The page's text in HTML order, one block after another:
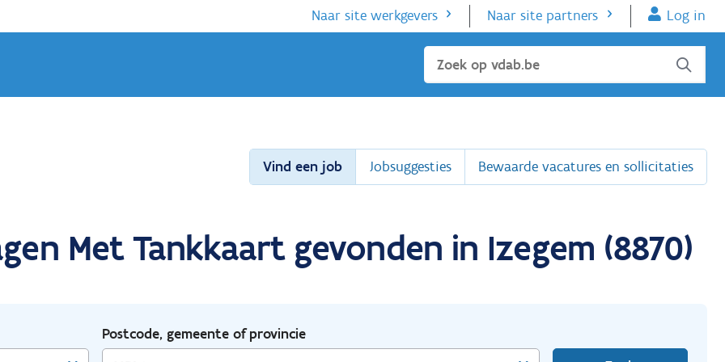
Naar site werkgevers Naar site partners Log in
Sluiten
Vind een job Jobsuggesties Bewaarde vacatures en sollicitaties
Met Tankkaart gevonden in Izegem (8870)
Postcode, gemeente of provincie